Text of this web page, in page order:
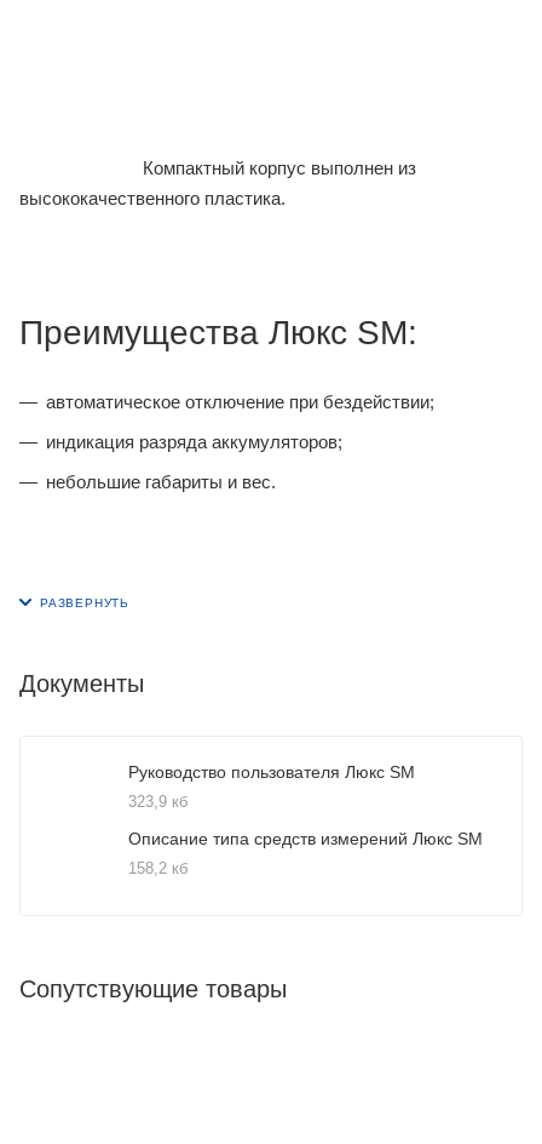
Компактный корпус выполнен из
высококачественного пластика.
Преимущества Люкс SM:
автоматическое отключение при бездействии;
индикация разряда аккумуляторов;
небольшие габариты и вес.
Документы
Руководство пользователя Люкс SM
323,9 кб
Описание типа средств измерений Люкс SM
158,2 кб
Сопутствующие товары